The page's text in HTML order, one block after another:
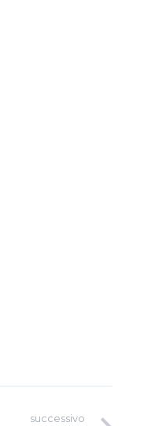
successivo